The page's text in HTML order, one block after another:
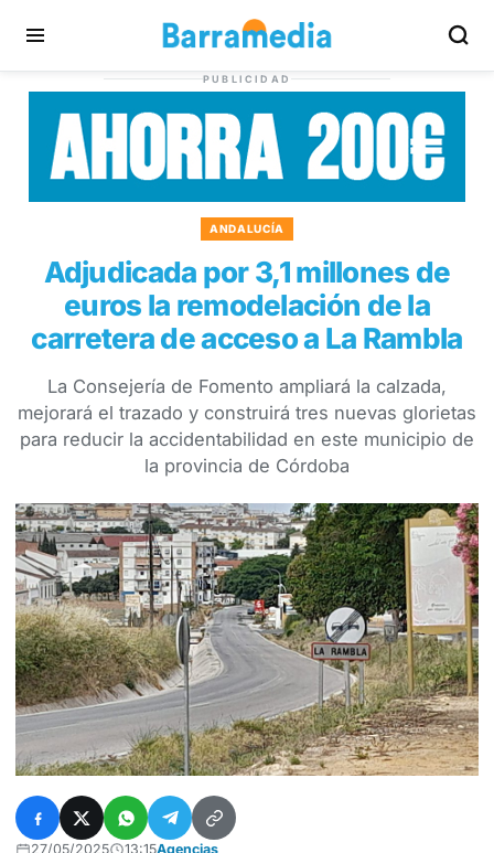
PUBLICIDAD
ANDALUCÍA
Adjudicada por 3,1 millones de
euros la remodelación de la
carretera de acceso a La Rambla
La Consejería de Fomento ampliará la calzada,
mejorará el trazado y construirá tres nuevas glorietas
para reducir la accidentabilidad en este municipio de
la provincia de Córdoba
27/05/2025 13:15Agencias